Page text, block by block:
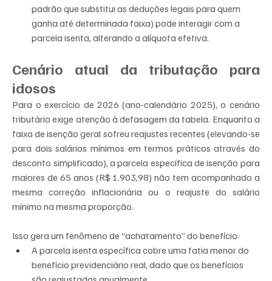
padrão que substitui as deduções legais para quem
ganha até determinada faixa) pode interagir com a
parcela isenta, alterando a alíquota efetiva.
Cenário atual da tributação para
idosos
Para o exercício de 2026 (ano-calendário 2025), o cenário
tributário exige atenção à defasagem da tabela. Enquanto a
faixa de isenção geral sofreu reajustes recentes (elevando-se
para dois salários mínimos em termos práticos através do
desconto simplificado), a parcela específica de isenção para
maiores de 65 anos (R$ 1.903,98) não tem acompanhado a
mesma correção inflacionária ou o reajuste do salário
mínimo na mesma proporção.
Isso gera um fenômeno de “achatamento” do benefício:
A parcela isenta específica cobre uma fatia menor do
benefício previdenciário real, dado que os benefícios